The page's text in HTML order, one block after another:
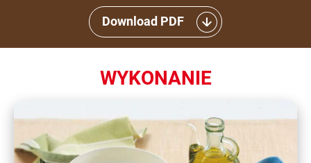
Download PDF
WYKONANIE